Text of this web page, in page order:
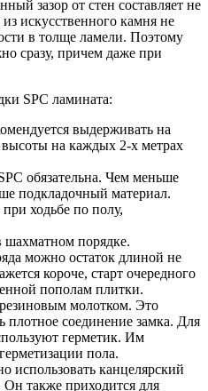
зазор от стен составляет не
искусственного камня не
в толще ламели. Поэтому
сразу, причем даже при
SPC ламината:
выдерживать на
на каждых 2-х метрах
обязательна. Чем меньше
подкладочный материал.
ходьбе по полу,
порядке.
можно остаток длиной не
короче, старт очередного
пополам плитки.
молотком. Это
плотное соединение замка. Для
герметик. Им
пола.
использовать канцелярский
также приходится для